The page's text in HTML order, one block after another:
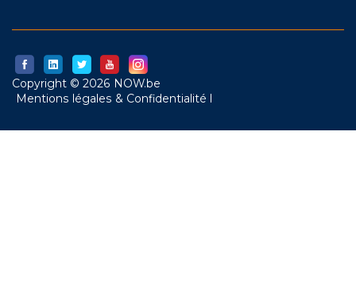
Copyright © 2026 NOW.be
Mentions légales & Confidentialité l